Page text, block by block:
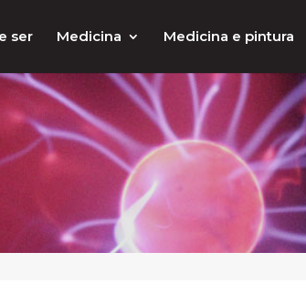
ser Medicina Medicina e pintura